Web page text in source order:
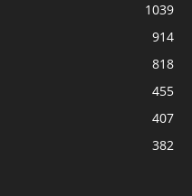
1039
914
818
455
407
382